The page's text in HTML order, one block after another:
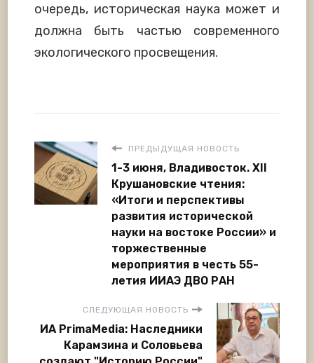
очередь, историческая наука может и
должна быть частью современного
экологического просвещения.
ПРЕДЫДУЩАЯ НОВОСТЬ
1-3 июня, Владивосток. XII
Крушановские чтения:
«Итоги и перспективы
развития исторической
науки на востоке России» и
торжественные
мероприятия в честь 55-
летия ИИАЭ ДВО РАН
СЛЕДУЮЩАЯ НОВОСТЬ
ИА PrimaMedia: Наследники
Карамзина и Соловьева